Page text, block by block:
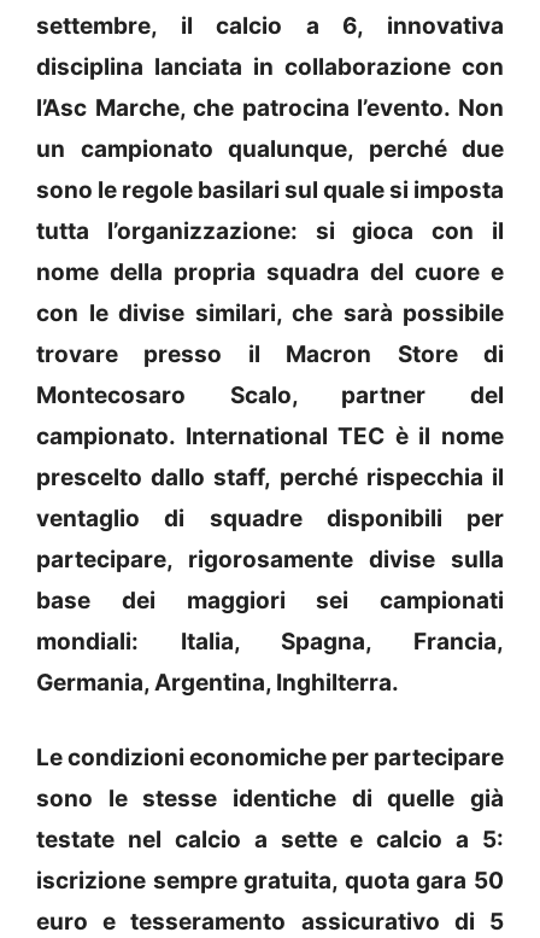
settembre, il calcio a 6, innovativa
disciplina lanciata in collaborazione con
l’Asc Marche, che patrocina l’evento. Non
un campionato qualunque, perché due
sono le regole basilari sul quale si imposta
tutta l’organizzazione: si gioca con il
nome della propria squadra del cuore e
con le divise similari, che sarà possibile
trovare presso il Macron Store di
Montecosaro Scalo, partner del
campionato. International TEC è il nome
prescelto dallo staff, perché rispecchia il
ventaglio di squadre disponibili per
partecipare, rigorosamente divise sulla
base dei maggiori sei campionati
mondiali: Italia, Spagna, Francia,
Germania, Argentina, Inghilterra.
Le condizioni economiche per partecipare
sono le stesse identiche di quelle già
testate nel calcio a sette e calcio a 5:
iscrizione sempre gratuita, quota gara 50
euro e tesseramento assicurativo di 5